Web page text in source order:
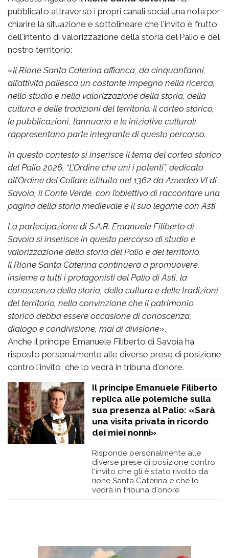
pubblicato attraverso i propri canali social una nota per
chiarire la situazione e sottolineare che l'invito è frutto
dell'intento di valorizzazione della storia del Palio e del
nostro territorio:
«Il Rione Santa Caterina affianca, da cinquant’anni,
all’attività paliesca un costante impegno nella ricerca,
nello studio e nella valorizzazione della storia, della
cultura e delle tradizioni del territorio. Il corteo storico,
le pubblicazioni, l’annuario e le iniziative culturali
rappresentano parte integrante di questo percorso.
In questo contesto si inserisce il tema del corteo storico
del Palio 2026, “L’Ordine che unì i potenti”, dedicato
all’Ordine del Collare istituito nel 1362 da Amedeo VI di
Savoia, il Conte Verde, con l’obiettivo di raccontare una
pagina della storia medievale e il suo legame con Asti.
La partecipazione di S.A.R. Emanuele Filiberto di
Savoia si inserisce in questo percorso di studio e
valorizzazione della storia del Palio e del territorio.
Il Rione Santa Caterina continuerà a promuovere,
insieme a tutti i protagonisti del Palio di Asti, la
conoscenza della storia, della cultura e delle tradizioni
del territorio, nella convinzione che il patrimonio
storico debba essere occasione di conoscenza,
dialogo e condivisione, mai di divisione».
Anche il principe Emanuele Filiberto di Savoia ha
risposto personalmente alle diverse prese di posizione
contro l'invito, che lo vedrà in tribuna d'onore.
Il principe Emanuele Filiberto
replica alle polemiche sulla
sua presenza al Palio: «Sarà
una visita privata in ricordo
dei miei nonni»
Risponde personalmente alle
diverse prese di posizione contro
l'invito che gli è stato rivolto da
rione Santa Caterina e che lo
vedrà in tribuna d'onore